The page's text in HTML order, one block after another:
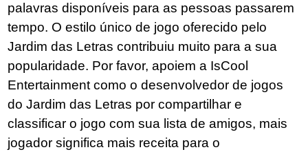
palavras disponíveis para as pessoas passarem
tempo. O estilo único de jogo oferecido pelo
Jardim das Letras contribuiu muito para a sua
popularidade. Por favor, apoiem a IsCool
Entertainment como o desenvolvedor de jogos
do Jardim das Letras por compartilhar e
classificar o jogo com sua lista de amigos, mais
jogador significa mais receita para o